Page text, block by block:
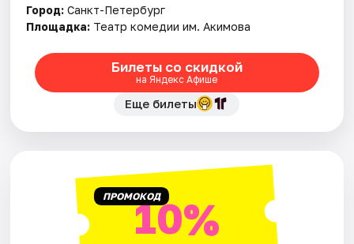
Город: Санкт-Петербург
Площадка: Театр комедии им. Акимова
Билеты со скидкой
на Яндекс Афише
Еще билеты
ПРОМОКОД10%